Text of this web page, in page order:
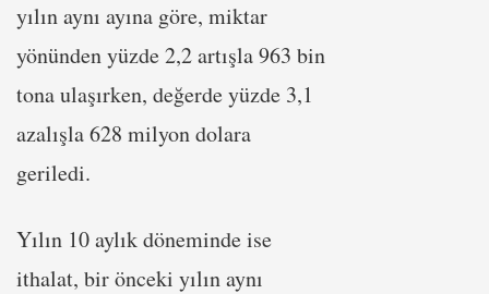
yılın aynı ayına göre, miktar
yönünden yüzde 2,2 artışla 963 bin
tona ulaşırken, değerde yüzde 3,1
azalışla 628 milyon dolara
geriledi.
Yılın 10 aylık döneminde ise
ithalat, bir önceki yılın aynı